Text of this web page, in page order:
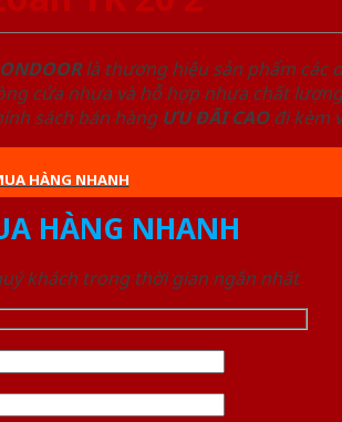
là thương hiệu sản phẩm các
cửa nhựa và hỗ hợp nhựa chất
sách bán hàng ƯU ĐÃI CAOđi kèm
HÀNG NHANH
HÀNG NHANH
khách trong thời gian ngắn nhất